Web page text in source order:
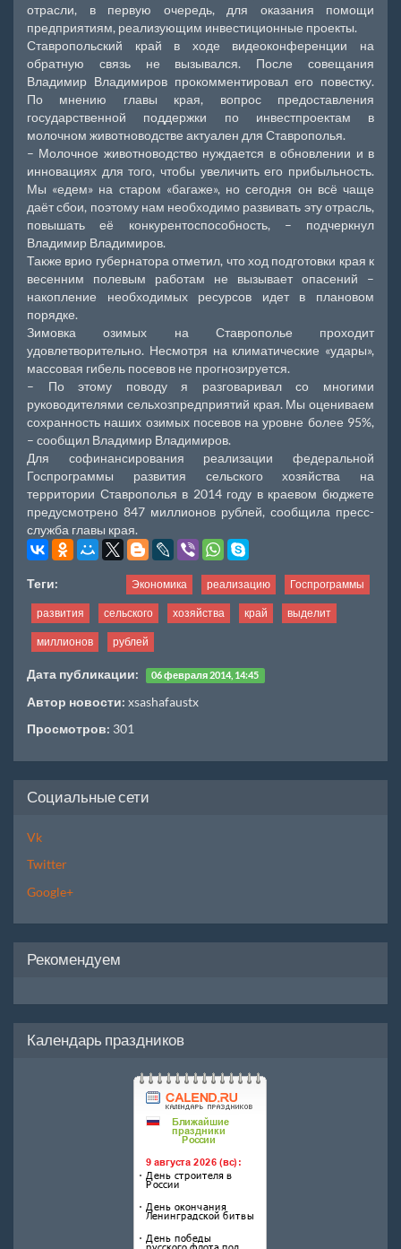
отрасли, в первую очередь, для оказания помощи
предприятиям, реализующим инвестиционные проекты.
Ставропольский край в ходе видеоконференции на
обратную связь не вызывался. После совещания
Владимир Владимиров прокомментировал его повестку.
По мнению главы края, вопрос предоставления
государственной поддержки по инвестпроектам в
молочном животноводстве актуален для Ставрополья.
– Молочное животноводство нуждается в обновлении и в
инновациях для того, чтобы увеличить его прибыльность.
Мы «едем» на старом «багаже», но сегодня он всё чаще
даёт сбои, поэтому нам необходимо развивать эту отрасль,
повышать её конкурентоспособность, – подчеркнул
Владимир Владимиров.
Также врио губернатора отметил, что ход подготовки края к
весенним полевым работам не вызывает опасений –
накопление необходимых ресурсов идет в плановом
порядке.
Зимовка озимых на Ставрополье проходит
удовлетворительно. Несмотря на климатические «удары»,
массовая гибель посевов не прогнозируется.
– По этому поводу я разговаривал со многими
руководителями сельхозпредприятий края. Мы оцениваем
сохранность наших озимых посевов на уровне более 95%,
– сообщил Владимир Владимиров.
Для софинансирования реализации федеральной
Госпрограммы развития сельского хозяйства на
территории Ставрополья в 2014 году в краевом бюджете
предусмотрено 847 миллионов рублей, сообщила пресс-
служба главы края.
Теги: Экономика реализацию Госпрограммы
развития сельского хозяйства край выделит
миллионов рублей
Дата публикации: 06 февраля 2014, 14:45
Автор новости: xsashafaustx
Просмотров: 301
Социальные сети
Vk
Twitter
Google+
Рекомендуем
Календарь праздников